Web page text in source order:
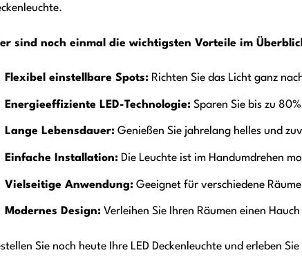
sind noch einmal die wichtigsten Vorteile im
Flexibel einstellbare Spots: Richten Sie das Licht ganz
Energieeffiziente LED-Technologie: Sparen Sie bis zu
Lange Lebensdauer: Genießen Sie jahrelang helles und
Einfache Installation: Die Leuchte ist im Handumdrehen
Vielseitige Anwendung: Geeignet für verschiedene
Modernes Design: Verleihen Sie Ihren Räumen einen
Sie noch heute Ihre LED Deckenleuchte und erleben